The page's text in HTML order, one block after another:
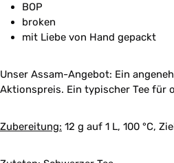
BOP
broken
mit Liebe von Hand gepackt
Unser Assam-Angebot: Ein
Aktionspreis. Ein typischer Tee für
Zubereitung: 12 g auf 1 L, 100 °C,